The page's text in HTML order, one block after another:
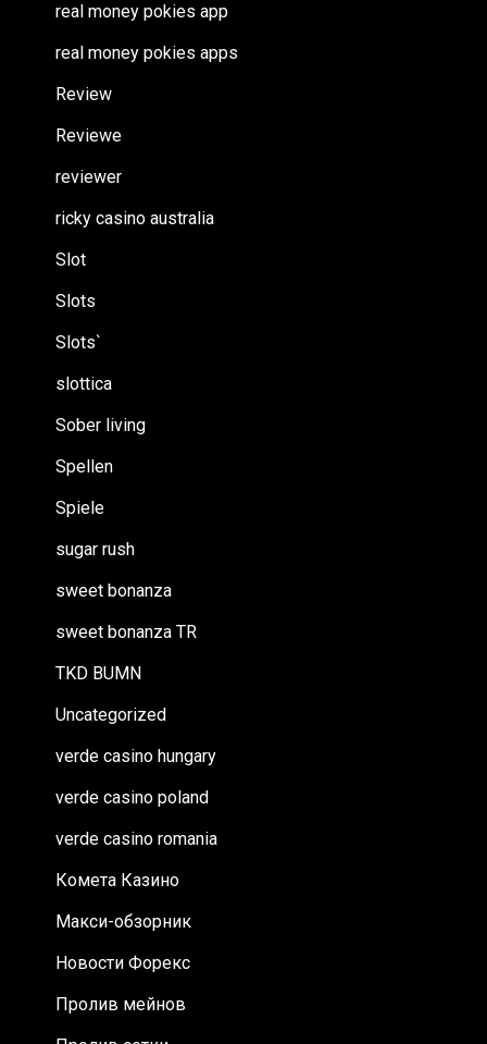
real money pokies app
real money pokies apps
Review
Reviewe
reviewer
ricky casino australia
Slot
Slots
Slots`
slottica
Sober living
Spellen
Spiele
sugar rush
sweet bonanza
sweet bonanza TR
TKD BUMN
Uncategorized
verde casino hungary
verde casino poland
verde casino romania
Комета Казино
Макси-обзорник
Новости Форекс
Пролив мейнов